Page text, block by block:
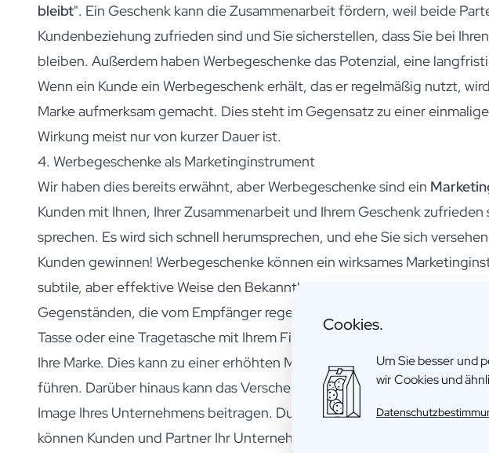
Geschenkbox 2 Kerzen
Personalisiertes Verwöhnpaket
Alle Geschenksets ansehen
Mini-Produkte
Magnum XL Flaschen
Geburtstagsgeschenke
Fotogeschenk
Liebesgeschenk
Partygeschenk
Trauergeschenk
Jubiläumsgeschenk
Abschiedsgeschenk
Danke Geschenk zur Kommunion
Black Friday Geschenk
Vatertagsgeschenk
Neujahrsgeschenk
Weihnachtsgeschenk
Valentinstagsgeschenk
Muttertagsgeschenk
Willst du meine Patin sein? Geschenk
bleibt". Ein Geschenk kann die Zusammenarbeit fördern, weil beide
Kundenbeziehung zufrieden sind und Sie sicherstellen, dass Sie bei
bleiben. Außerdem haben Werbegeschenke das Potenzial, eine
Wenn ein Kunde ein Werbegeschenk erhält, das er regelmäßig nutzt,
Marke aufmerksam gemacht. Dies steht im Gegensatz zu einer
Wirkung meist nur von kurzer Dauer ist.
4. Werbegeschenke als Marketinginstrument
Wir haben dies bereits erwähnt, aber Werbegeschenke sind ein
Kunden mit Ihnen, Ihrer Zusammenarbeit und Ihrem Geschenk
sprechen. Es wird sich schnell herumsprechen, und ehe Sie sich
Kunden gewinnen! Werbegeschenke können ein wirksames
subtile, aber effektive Weise den Bekanntheitsgrad Ihrer Marke erhöht.
Gegenständen, die vom Empfänger regelmäßig benutzt werden, wie z.
Tasse oder eine Tragetasche mit Ihrem Firmenlogo, lenkt die
Ihre Marke. Dies kann zu einer erhöhten Markenbekanntheit und einem
führen. Darüber hinaus kann das Verschenken von Werbegeschenken
Image Ihres Unternehmens beitragen. Durch ein durchdachtes und
können Kunden und Partner Ihr Unternehmen mit Großzügigkeit und
Cookies.
Um Sie besser und
wir Cookies und